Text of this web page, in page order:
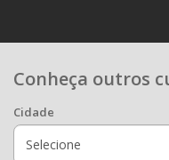
Conheça outros
Cidade